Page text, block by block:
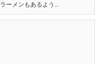
ーメンもあるよう...